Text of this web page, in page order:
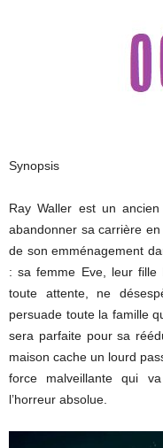
Synopsis
Ray Waller est un
abandonner sa carrière
de son emménagement
: sa femme Eve, leur fille
toute attente, ne
persuade toute la famille
sera parfaite pour sa
maison cache un lourd
force malveillante qui
l’horreur absolue.